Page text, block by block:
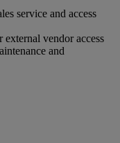
service and access
external vendor access
and